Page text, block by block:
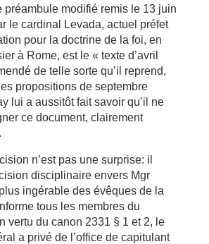
préambule modifié remis le 13 juin
le cardinal Levada, actuel préfet
pour la doctrine de la foi, en
à Rome, est le « texte d’avril
de telle sorte qu’il reprend,
propositions de septembre
lui a aussitôt fait savoir qu’il ne
ce document, clairement
n’est pas une surprise: il
disciplinaire envers Mgr
ingérable des évêques de la
tous les membres du
vertu du canon 2331 § 1 et 2, le
a privé de l’office de capitulant